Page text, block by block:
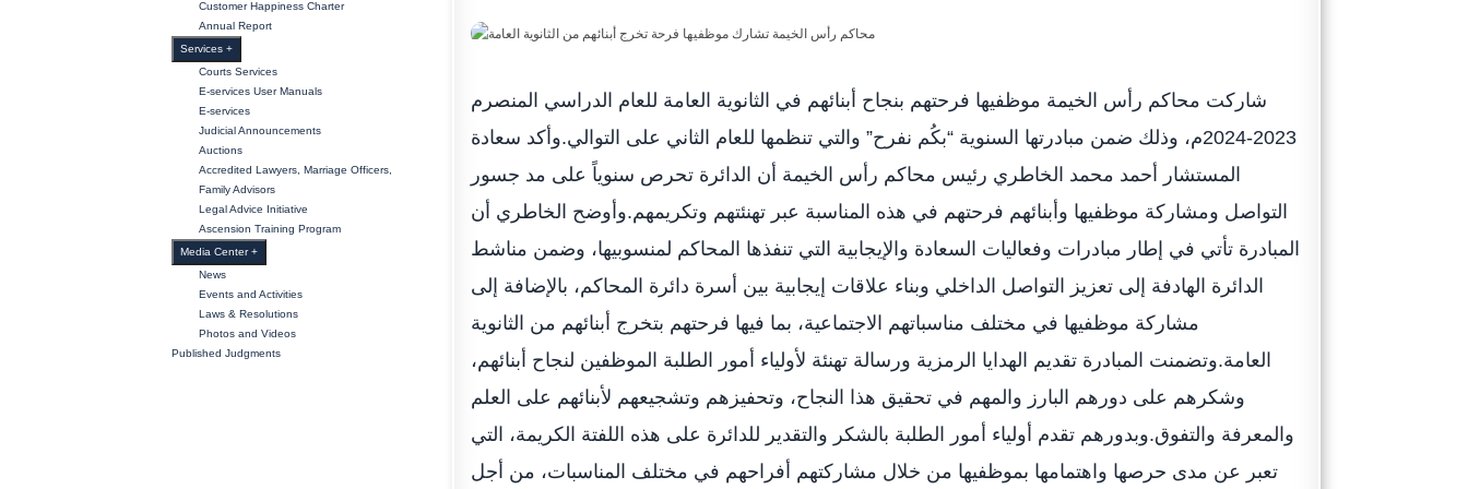
Customer Happiness Charter
Annual Report
Services +
Courts Services
E-services User Manuals
E-services
Judicial Announcements
Auctions
Accredited Lawyers, Marriage Officers,
Family Advisors
Legal Advice Initiative
Ascension Training Program
Media Center +
News
Events and Activities
Laws & Resolutions
Photos and Videos
Published Judgments
شاركت محاكم رأس الخيمة موظفيها فرحتهم بنجاح أبنائهم في الثانوية العامة للعام الدراسي المنصرم
2023-2024م، وذلك ضمن مبادرتها السنوية “بكُم نفرح” والتي تنظمها للعام الثاني على التوالي.وأكد سعادة
المستشار أحمد محمد الخاطري رئيس محاكم رأس الخيمة أن الدائرة تحرص سنوياً على مد جسور
التواصل ومشاركة موظفيها وأبنائهم فرحتهم في هذه المناسبة عبر تهنئتهم وتكريمهم.وأوضح الخاطري أن
المبادرة تأتي في إطار مبادرات وفعاليات السعادة والإيجابية التي تنفذها المحاكم لمنسوبيها، وضمن مناشط
الدائرة الهادفة إلى تعزيز التواصل الداخلي وبناء علاقات إيجابية بين أسرة دائرة المحاكم، بالإضافة إلى
مشاركة موظفيها في مختلف مناسباتهم الاجتماعية، بما فيها فرحتهم بتخرج أبنائهم من الثانوية
العامة.وتضمنت المبادرة تقديم الهدايا الرمزية ورسالة تهنئة لأولياء أمور الطلبة الموظفين لنجاح أبنائهم،
وشكرهم على دورهم البارز والمهم في تحقيق هذا النجاح، وتحفيزهم وتشجيعهم لأبنائهم على العلم
والمعرفة والتفوق.وبدورهم تقدم أولياء أمور الطلبة بالشكر والتقدير للدائرة على هذه اللفتة الكريمة، التي
تعبر عن مدى حرصها واهتمامها بموظفيها من خلال مشاركتهم أفراحهم في مختلف المناسبات، من أجل